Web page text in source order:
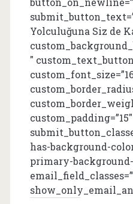
Yolculuğuna Siz de
″
has-background-
primary-